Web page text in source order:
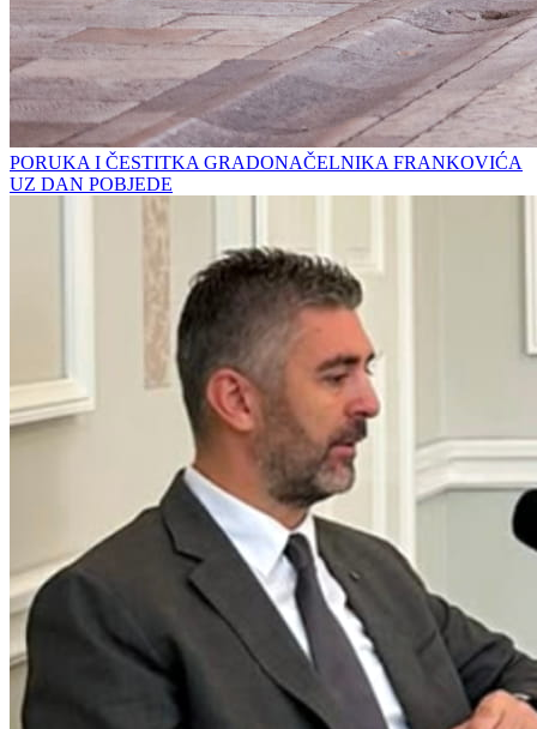
PORUKA I ČESTITKA GRADONAČELNIKA FRANKOVIĆA
UZ DAN POBJEDE